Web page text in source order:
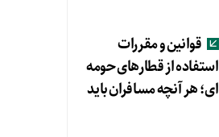
قوانین و مقررات
استفاده از قطارهای حومه
ای؛ هر آنچه مسافران باید